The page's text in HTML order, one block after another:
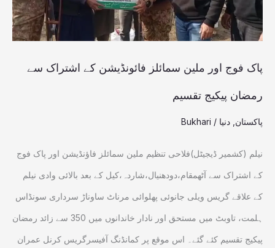
پاک فوج اور ملین سمائلز فائونڈیشن کے اشتراک سے
رمضان پیکیج تقسیم
پاکستان دنیا /
Bukhari
نیلم (کشمیر ڈیجیٹل)فلاحی تنظیم ملین سمائلز فاؤنڈیشن اور پاک فوج
کے اشتراک سے آٹھمقام،دودھنیال،شاردہ،کیل کے بعد بالائی وادی نیلم
کے علاقے گریس ویلی جانوئی پھلوائی مرناٹ ساوناڑ سرداری سونڈاس
ہلمت، تاوبٹ میں مستحق اور نادار خاندانوں میں 350 سے زائد رمضان
پیکیج تقسیم کئے گئے۔ اس موقع پر کمانڈنگ آفیسرگریس کرنل عمران
فائونڈیشن
کے
اشتراک
رمضان
پیکیج